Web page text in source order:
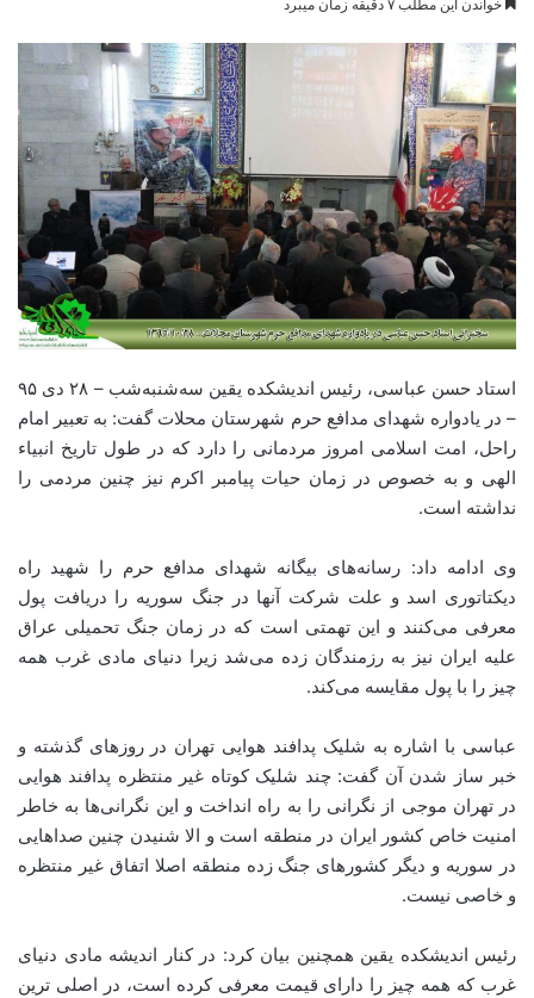
خواندن این مطلب ۷ دقیقه زمان میبرد
استاد حسن عباسی، رئیس اندیشکده یقین سه‌شنبه‌شب – ۲۸ دی ۹۵
– در یادواره شهدای مدافع حرم شهرستان محلات گفت: به تعبیر امام
راحل، امت اسلامی امروز مردمانی را دارد که در طول تاریخ انبیاء
الهی و به خصوص در زمان حیات پیامبر اکرم نیز چنین مردمی را
نداشته‌ است.
وی ادامه داد: رسانه‌های بیگانه شهدای مدافع حرم را شهید راه
دیکتاتوری اسد و علت شرکت آنها در جنگ سوریه را دریافت پول
معرفی می‌کنند و این تهمتی است که در زمان جنگ تحمیلی عراق
علیه ایران نیز به رزمندگان زده می‌شد زیرا دنیای مادی غرب همه
چیز را با پول مقایسه می‌کند.
عباسی با اشاره به شلیک پدافند هوایی تهران در روزهای گذشته و
خبر ساز شدن آن گفت: چند شلیک کوتاه غیر منتظره پدافند هوایی
در تهران موجی از نگرانی را به راه انداخت و این نگرانی‌ها به خاطر
امنیت خاص کشور ایران در منطقه است و الا شنیدن چنین صداهایی
در سوریه و دیگر کشورهای جنگ زده منطقه اصلا اتفاق غیر منتظره
و خاصی نیست.
رئیس اندیشکده یقین همچنین بیان کرد: در کنار اندیشه مادی دنیای
غرب که همه چیز را دارای قیمت معرفی کرده است، در اصلی ترین